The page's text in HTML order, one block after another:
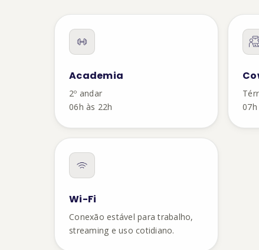
Academia
2º andar
06h às 22h
07h
Wi-Fi
Conexão estável para trabalho,
streaming e uso cotidiano.